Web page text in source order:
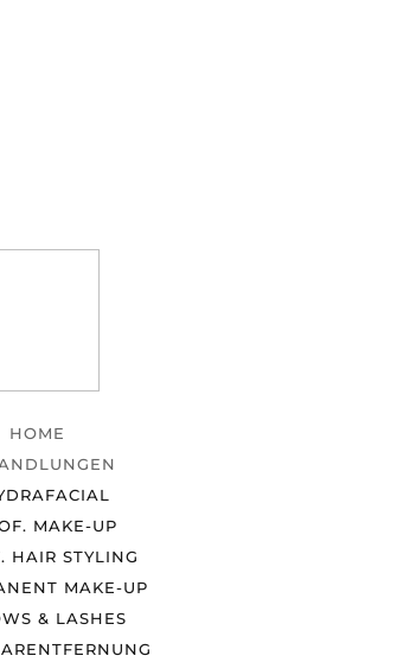
HOME
MAKE-UP
HAIR STYLING
MAKE-UP
& LASHES